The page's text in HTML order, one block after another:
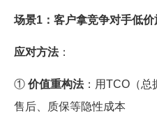
场景1：客户拿竞争对手低价
应对方法：
① 价值重构法：用TCO（总
售后、质保等隐性成本